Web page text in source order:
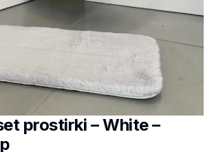
prostirki – White –